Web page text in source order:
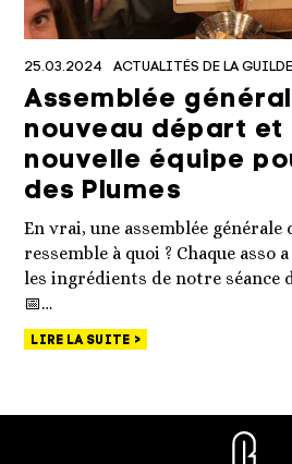
25.03.2024 ACTUALITÉS DE LA GUILDE
Assemblée
nouveau départ et
nouvelle équipe
des Plumes
En vrai, une assemblée générale
ressemble à quoi ? Chaque asso
les ingrédients de notre séance
📅…
LIRE LA SUITE